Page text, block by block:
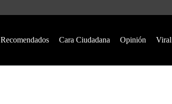
Recomendados Cara Ciudadana Opinión Viral